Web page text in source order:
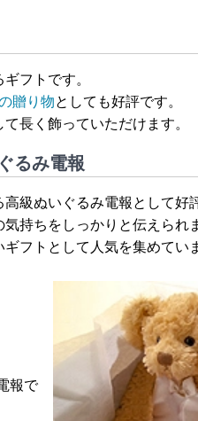
フトです。
贈り物としても好評です。
長く飾っていただけます。
るみ電報
級ぬいぐるみ電報として好
持ちをしっかりと伝えられ
フトとして人気を集めてい
報で